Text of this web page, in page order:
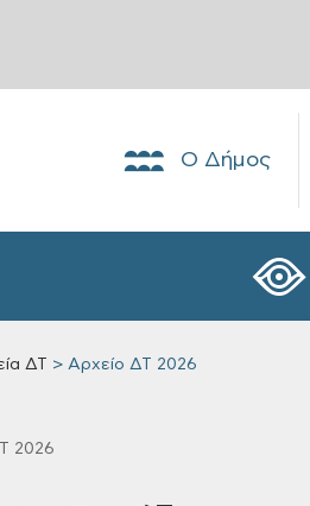
Ο Δήμος
ΔΤ Αρχείο ΔΤ 2026
2026